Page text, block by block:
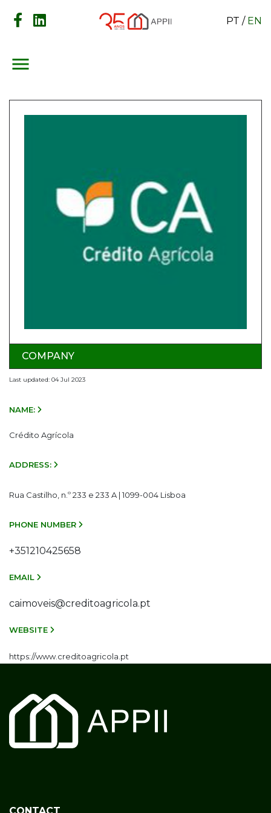
PT / EN
menu
COMPANY
Last updated: 04 Jul 2023
NAME:
Crédito Agrícola
ADDRESS:
Rua Castilho, n.º 233 e 233 A | 1099-004 Lisboa
PHONE NUMBER
+351210425658
EMAIL
caimoveis@creditoagricola.pt
WEBSITE
https://www.creditoagricola.pt